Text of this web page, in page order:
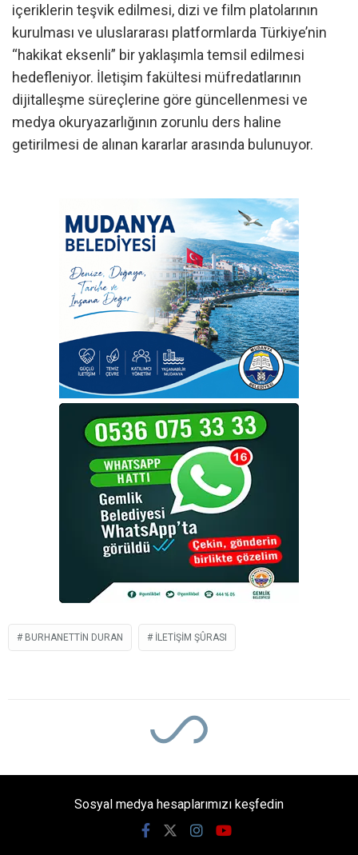
içeriklerin teşvik edilmesi, dizi ve film platolarının
kurulması ve uluslararası platformlarda Türkiye’nin
“hakikat eksenli” bir yaklaşımla temsil edilmesi
hedefleniyor. İletişim fakültesi müfredatlarının
dijitalleşme süreçlerine göre güncellenmesi ve
medya okuryazarlığının zorunlu ders haline
getirilmesi de alınan kararlar arasında bulunuyor.
BURHANETTIN DURAN İLETIŞIM ŞÛRASI
Sosyal medya hesaplarımızı keşfedin